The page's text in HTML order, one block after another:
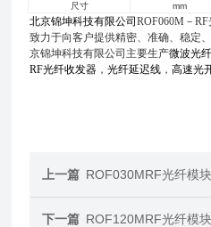
尺寸
mm
北京锦坤科技有限公司ROF060M－RF
致力于向客户提供精密、准确、稳定
京锦坤科技有限公司主要生产微波光
RF光纤收发器 ，光纤延迟线 ，高速光
上一篇 ROF030MRF光纤模块
下一篇 ROF120MRF光纤模